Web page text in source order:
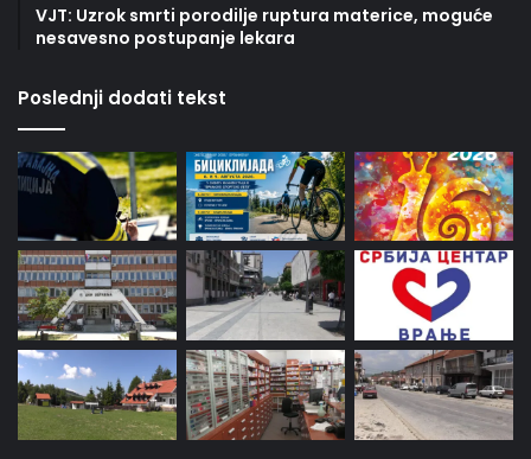
VJT: Uzrok smrti porodilje ruptura materice, moguće
nesavesno postupanje lekara
Poslednji dodati tekst